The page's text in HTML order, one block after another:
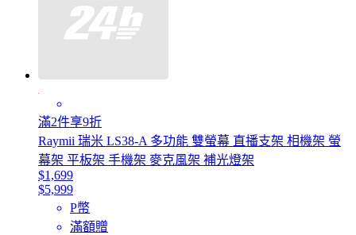
滿2件享9折
Raymii 瑞米 LS38-A 多功能 雙螢幕 直播支架 相機架 螢
幕架 平板架 手機架 麥克風架 補光燈架
$1,699
$5,999
P幣
滿額贈